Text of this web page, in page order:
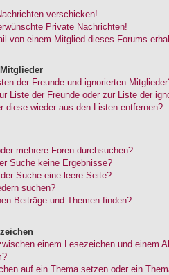
verschicken!
Private Nachrichten!
von einem Mitglied dieses Forums
der Freunde und ignorierten
Liste der Freunde oder zur Liste der
diese wieder aus den Listen entfernen?
mehrere Foren durchsuchen?
Suche keine Ergebnisse?
Suche eine leere Seite?
suchen?
Beiträge und Themen finden?
einem Lesezeichen und einem
auf ein Thema setzen oder ein